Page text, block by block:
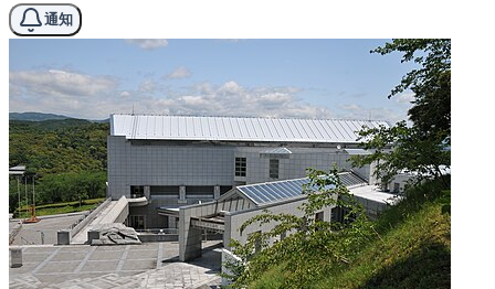
通知